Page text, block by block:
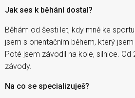
Jak ses k běhání dostal?
Běhám od šesti let, kdy mně ke
jsem s orientačním během, který
Poté jsem závodil na kole, silnice. Od
závody.
Na co se specializuješ?